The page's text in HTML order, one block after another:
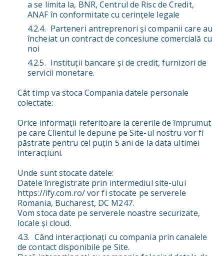
a se limita la, BNR, Centrul de Risc de Credit,
ANAF în conformitate cu cerințele legale
Parteneri antreprenori și companii care au
încheiat un contract de concesiune comercială cu
noi
Instituții bancare și de credit, furnizori de
servicii monetare.
Cât timp va stoca Compania datele personale
colectate:
Orice informații referitoare la cererile de împrumut
pe care Clientul le depune pe Site-ul nostru vor fi
păstrate pentru cel puțin 5 ani de la data ultimei
interacțiuni.
Unde sunt stocate datele:
Datele înregistrate prin intermediul site-ului
https://ify.com.ro/ vor fi stocate pe serverele
Romania, Bucharest, DC M247.
Vom stoca date pe serverele noastre securizate,
locale și cloud.
Când interacționați cu compania prin canalele
de contact disponibile pe Site.